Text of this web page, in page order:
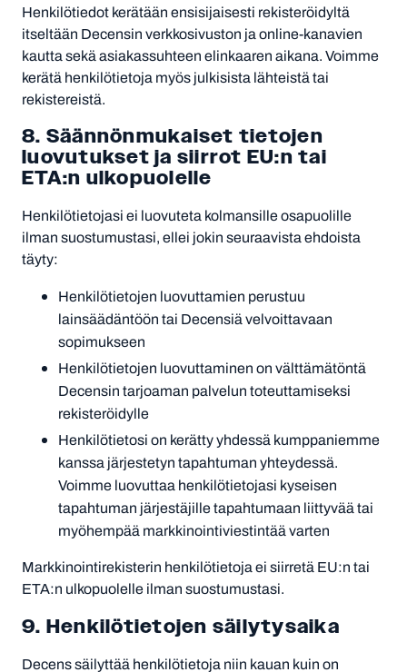
Henkilötiedot kerätään ensisijaisesti rekisteröidyltä
itseltään Decensin verkkosivuston ja online-kanavien
kautta sekä asiakassuhteen elinkaaren aikana. Voimme
kerätä henkilötietoja myös julkisista lähteistä tai
rekistereistä.
8. Säännönmukaiset tietojen
luovutukset ja siirrot EU:n tai
ETA:n ulkopuolelle
Henkilötietojasi ei luovuteta kolmansille osapuolille
ilman suostumustasi, ellei jokin seuraavista ehdoista
täyty:
Henkilötietojen luovuttamien perustuu
lainsäädäntöön tai Decensiä velvoittavaan
sopimukseen
Henkilötietojen luovuttaminen on välttämätöntä
Decensin tarjoaman palvelun toteuttamiseksi
rekisteröidylle
Henkilötietosi on kerätty yhdessä kumppaniemme
kanssa järjestetyn tapahtuman yhteydessä.
Voimme luovuttaa henkilötietojasi kyseisen
tapahtuman järjestäjille tapahtumaan liittyvää tai
myöhempää markkinointiviestintää varten
Markkinointirekisterin henkilötietoja ei siirretä EU:n tai
ETA:n ulkopuolelle ilman suostumustasi.
9. Henkilötietojen säilytysaika
Decens säilyttää henkilötietoja niin kauan kuin on